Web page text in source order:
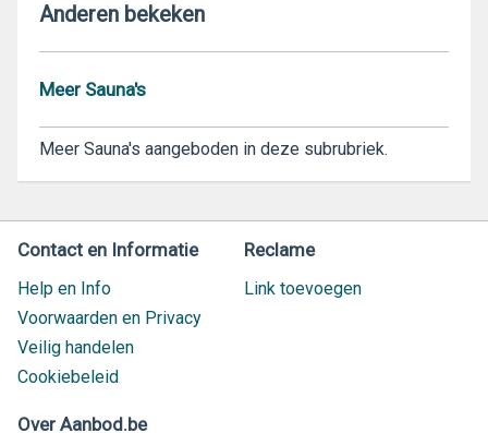
Anderen bekeken
Meer Sauna's
Meer Sauna's aangeboden in deze subrubriek.
Contact en Informatie
Help en Info
Voorwaarden en Privacy
Veilig handelen
Cookiebeleid
Reclame
Link toevoegen
Over Aanbod.be